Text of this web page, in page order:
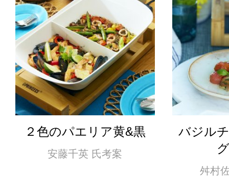
２色のパエリア黄&黒
安藤千英 氏考案
バジル
舛村